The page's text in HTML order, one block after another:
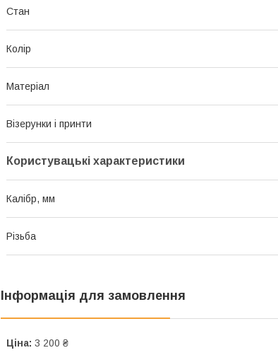
Стан
Колір
Матеріал
Візерунки і принти
Користувацькі характеристики
Калібр, мм
Різьба
Інформація для замовлення
Ціна: 3 200 ₴